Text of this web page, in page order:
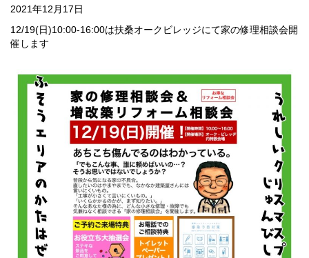
2021年12月17日
12/19(日)10:00-16:00は扶桑オークビレッジにて家の修理相談会開
催します